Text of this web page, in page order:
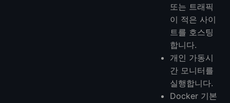
또는 트래픽
이 적은 사이
트를 호스팅
합니다.
개인 가동시
간 모니터를
실행합니다.
Docker 기본